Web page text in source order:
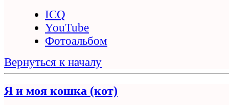
ICQ
YouTube
Фотоальбом
Вернуться к началу
Я и моя кошка (кот)